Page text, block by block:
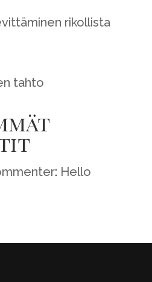
rikollista
tahto
: Hello